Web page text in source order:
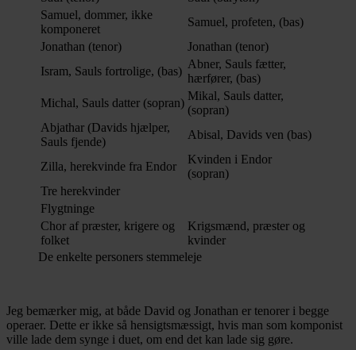
Samuel, dommer, ikke
komponeret
Samuel, profeten, (bas)
Jonathan (tenor)
Jonathan (tenor)
Isram, Sauls fortrolige, (bas)
Abner, Sauls fætter,
hærfører, (bas)
Michal, Sauls datter (sopran)
Mikal, Sauls datter,
(sopran)
Abjathar (Davids hjælper,
Sauls fjende)
Abisal, Davids ven (bas)
Zilla, herekvinde fra Endor
Kvinden i Endor
(sopran)
Tre herekvinder
Flygtninge
Chor af præster, krigere og
folket
Krigsmænd, præster og
kvinder
De enkelte personers stemmeleje
Jeg bemærker mig, at både David og Jonathan er tenorer i begge
operaer. Dette er ikke så hensigtsmæssigt, hvis man som komponist
ville lade dem synge i duet, om end det kan lade sig gøre.